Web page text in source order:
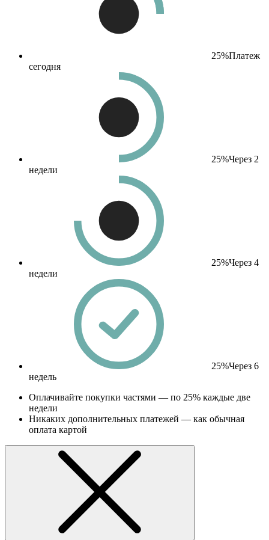
25%Платеж
сегодня
25%Через 2
недели
25%Через 4
недели
25%Через 6
недель
Оплачивайте покупки частями — по 25% каждые две
недели
Никаких дополнительных платежей — как обычная
оплата картой